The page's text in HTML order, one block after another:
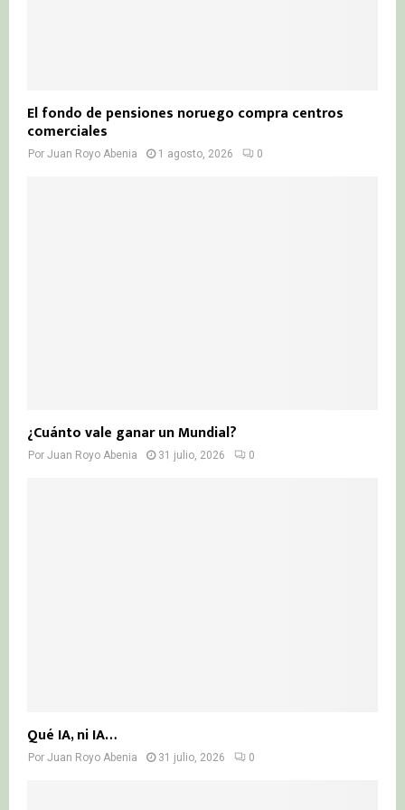
El fondo de pensiones noruego compra centros
comerciales
Por Juan Royo Abenia 1 agosto, 2026 0
¿Cuánto vale ganar un Mundial?
Por Juan Royo Abenia 31 julio, 2026 0
Qué IA, ni IA…
Por Juan Royo Abenia 31 julio, 2026 0